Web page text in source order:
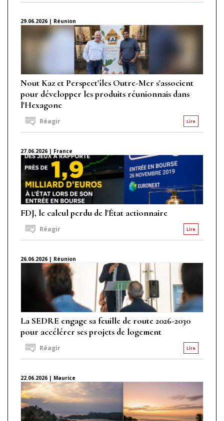
29.06.2026 | Réunion
Nout Kaz et Perspect'îles Outre-Mer s'associent
pour développer les produits réunionnais dans
l'Hexagone
Lire
Réagir
27.06.2026 | France
FDJ, le calcul perdu de l'État actionnaire
Lire
Réagir
26.06.2026 | Réunion
La SEDRE engage sa feuille de route 2026-2030
pour accélérer ses projets de logement
Lire
Réagir
22.06.2026 | Maurice